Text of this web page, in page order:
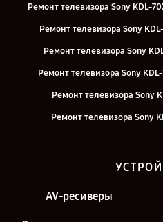
Ремонт телевизора Sony KDL-
Ремонт телевизора Sony
Ремонт телевизора Sony
Ремонт телевизора Sony
Ремонт телевизора Sony
Ремонт телевизора Sony
AV-ресиверы